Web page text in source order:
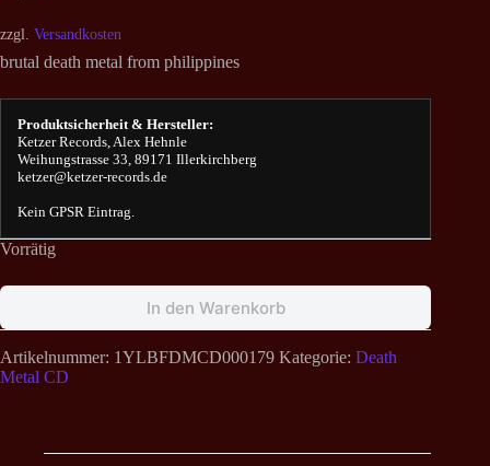
zzgl. Versandkosten
brutal death metal from philippines
Produktsicherheit & Hersteller:
Ketzer Records, Alex Hehnle
Weihungstrasse 33, 89171 Illerkirchberg
ketzer@ketzer-records.de
Kein GPSR Eintrag.
Vorrätig
In den Warenkorb
Artikelnummer: 1YLBFDMCD000179 Kategorie: Death
Metal CD